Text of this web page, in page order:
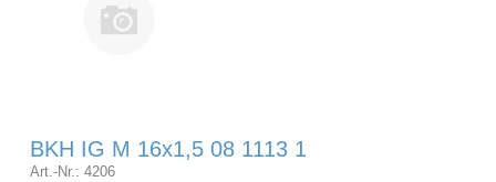
BKH IG M 16x1,5 08 1113 1
Art.-Nr.: 4206